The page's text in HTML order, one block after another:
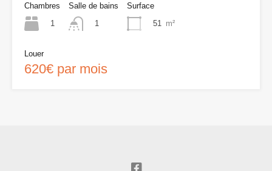
Chambres
1
Salle de bains
1
Surface
51
m²
Louer
620€ par mois